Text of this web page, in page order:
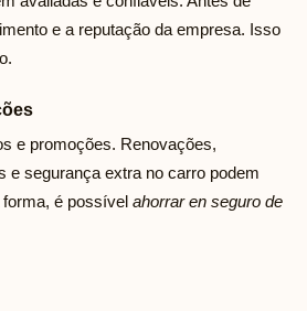
e a reputação da empresa. Isso
e promoções. Renovações,
e segurança extra no carro podem
é possível ahorrar en seguro de